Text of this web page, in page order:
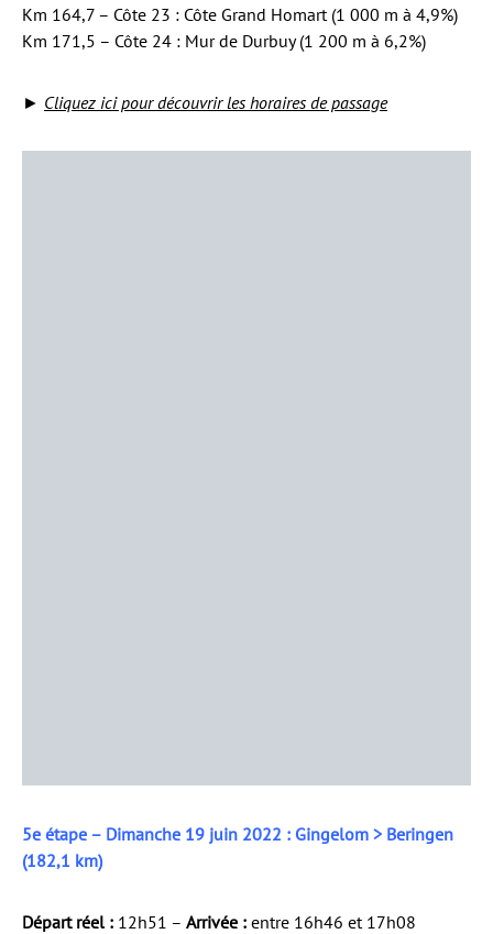
Km 164,7 – Côte 23 : Côte Grand Homart (1 000 m à 4,9%)
Km 171,5 – Côte 24 : Mur de Durbuy (1 200 m à 6,2%)
► Cliquez ici pour découvrir les horaires de passage
5e étape – Dimanche 19 juin 2022 : Gingelom > Beringen
(182,1 km)
Départ réel : 12h51 – Arrivée : entre 16h46 et 17h08